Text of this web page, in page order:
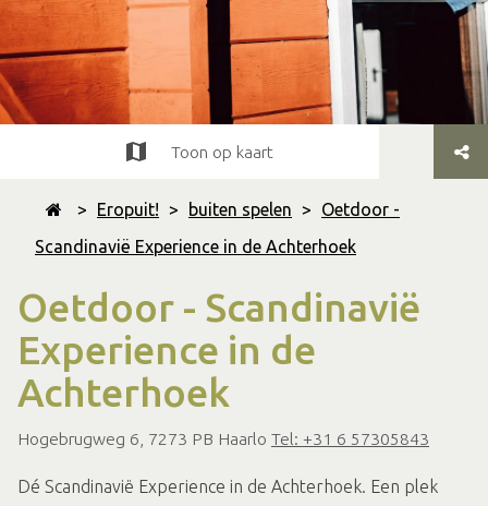
> Eropuit! > buiten spelen >
Oetdoor -
Scandinavië Experience in de Achterhoek
Oetdoor - Scandinavië
Experience in de
Achterhoek
Hogebrugweg 6, 7273 PB Haarlo Tel: +31 6 57305843
Toon op kaart
Dé Scandinavië Experience in de Achterhoek. Een plek